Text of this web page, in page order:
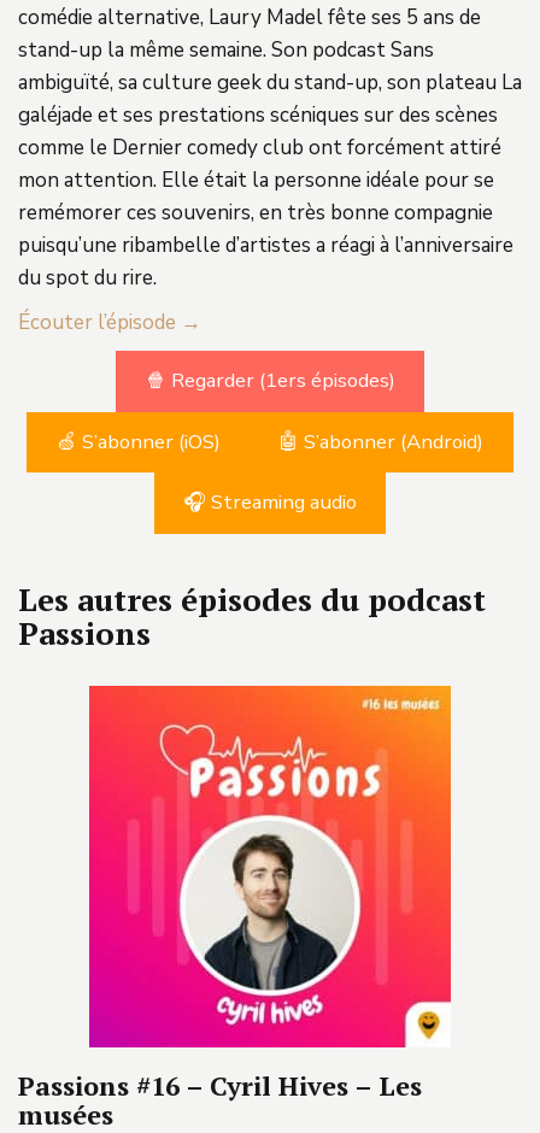
comédie alternative, Laury Madel fête ses 5 ans de
stand-up la même semaine. Son podcast Sans
ambiguïté, sa culture geek du stand-up, son plateau La
galéjade et ses prestations scéniques sur des scènes
comme le Dernier comedy club ont forcément attiré
mon attention. Elle était la personne idéale pour se
remémorer ces souvenirs, en très bonne compagnie
puisqu’une ribambelle d’artistes a réagi à l’anniversaire
du spot du rire.
Écouter l’épisode →
🍿 Regarder (1ers épisodes)
🍏 S’abonner (iOS) 🤖 S’abonner (Android)
🎧 Streaming audio
Les autres épisodes du podcast
Passions
Passions #16 – Cyril Hives – Les
musées